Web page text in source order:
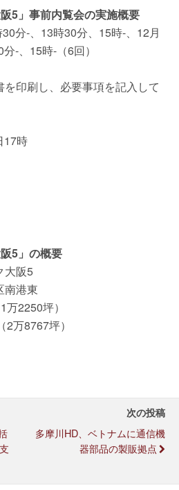
5」事前内覧会の実施概要
分-、13時30分、15時-、12月
-、15時-（6回）
印刷し、必要事項を記入して
17時
5」の概要
大阪5
南港東
2250坪）
万8767坪）
次の投稿
多摩川HD、ベトナムに通信機
器部品の製販拠点